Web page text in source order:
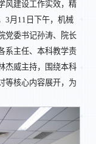
风建设工作实效，精
3月11日下午，机械
党委书记孙涛、院长
系主任、本科教学责
杰威主持，围绕本科
等核心内容展开，为